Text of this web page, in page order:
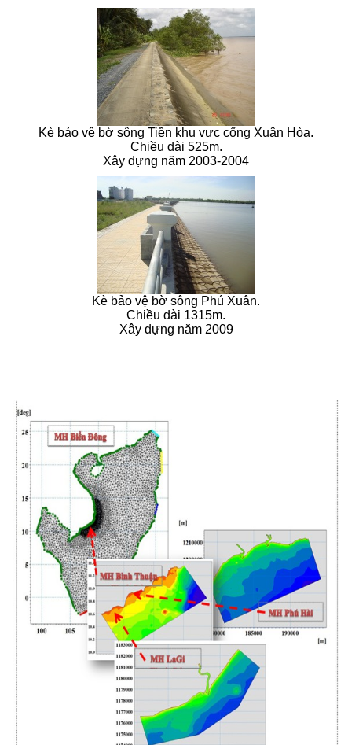
Kè bảo vệ bờ sông Tiền khu vực cống Xuân Hòa.
Chiều dài 525m.
Xây dựng năm 2003-2004
Kè bảo vệ bờ sông Phú Xuân.
Chiều dài 1315m.
Xây dựng năm 2009